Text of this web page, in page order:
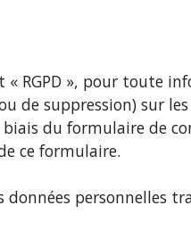
RGPD », pour toute
de suppression) sur
du formulaire de
ce formulaire.
personnelles